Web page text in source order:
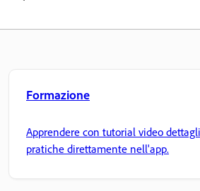
Formazione
Apprendere con tutorial video
pratiche direttamente nell'app.